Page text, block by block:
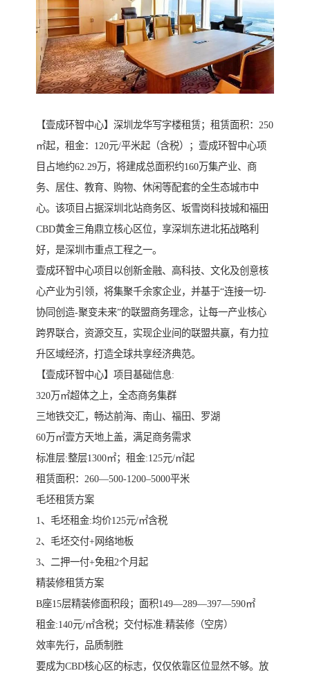
【壹成环智中心】深圳龙华写字楼租赁；租赁面积：250
㎡起，租金：120元/平米起（含税）；壹成环智中心项
目占地约62.29万，将建成总面积约160万集产业、商
务、居住、教育、购物、休闲等配套的全生态城市中
心。该项目占据深圳北站商务区、坂雪岗科技城和福田
CBD黄金三角鼎立核心区位，享深圳东进北拓战略利
好，是深圳市重点工程之一。
壹成环智中心项目以创新金融、高科技、文化及创意核
心产业为引领，将集聚千余家企业，并基于“连接一切-
协同创造-聚变未来”的联盟商务理念，让每一产业核心
跨界联合，资源交互，实现企业间的联盟共赢，有力拉
升区域经济，打造全球共享经济典范。
【壹成环智中心】项目基础信息:
320万㎡超体之上，全态商务集群
三地铁交汇，畅达前海、南山、福田、罗湖
60万㎡壹方天地上盖，满足商务需求
标准层:整层1300㎡；租金:125元/㎡起
租赁面积：260—500-1200–5000平米
毛坯租赁方案
1、毛坯租金:均价125元/㎡含税
2、毛坯交付+网络地板
3、二押一付+免租2个月起
精装修租赁方案
B座15层精装修面积段；面积149—289—397—590㎡
租金:140元/㎡含税；交付标准:精装修（空房）
效率先行，品质制胜
要成为CBD核心区的标志，仅仅依靠区位显然不够。放